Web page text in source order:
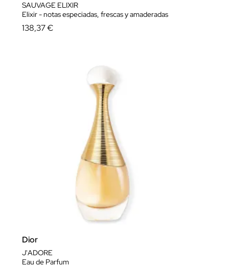
SAUVAGE ELIXIR
Elixir - notas especiadas, frescas y amaderadas
138,37 €
Dior
J'ADORE
Eau de Parfum